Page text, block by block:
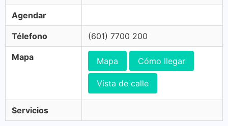
Agendar
Télefono (601) 7700 200
Mapa Mapa Cómo llegar
Vista de calle
Servicios